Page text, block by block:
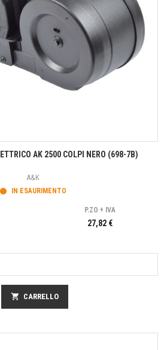
AK 2500 COLPI NERO (698-7B)
A&K
IN ESAURIMENTO
P.ZO + IVA
27,82 €
shopping_cart CARRELLO